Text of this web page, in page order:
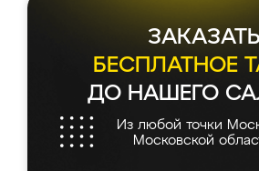
ЗАКАЗАТЬ
БЕСПЛАТНОЕ
ДО НАШЕГО
Из любой точки
Московской